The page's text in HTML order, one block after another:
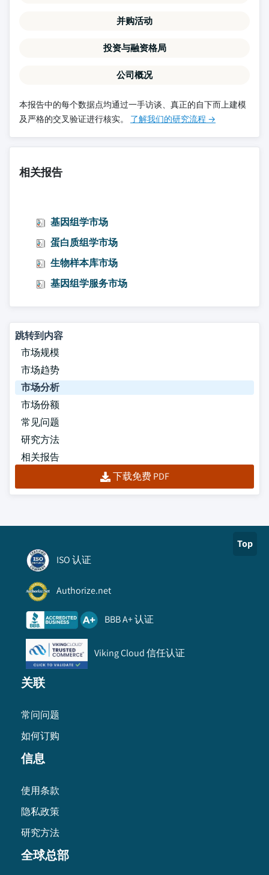
并购活动
投资与融资格局
公司概况
本报告中的每个数据点均通过一手访谈、真正的自下而上建模
及严格的交叉验证进行核实。 了解我们的研究流程 →
相关报告
基因组学市场
蛋白质组学市场
生物样本库市场
基因组学服务市场
跳转到内容
市场规模
市场趋势
市场分析
市场份额
常见问题
研究方法
相关报告
下载免费 PDF
Top
ISO 认证
Authorize.net
BBB A+ 认证
Viking Cloud 信任认证
关联
常问问题
如何订购
信息
使用条款
隐私政策
研究方法
全球总部